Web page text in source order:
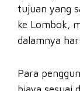
tujuan yang
ke Lombok,
dalamnya
Para